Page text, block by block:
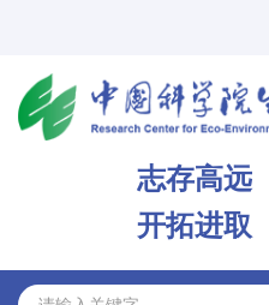
志存高
开拓进